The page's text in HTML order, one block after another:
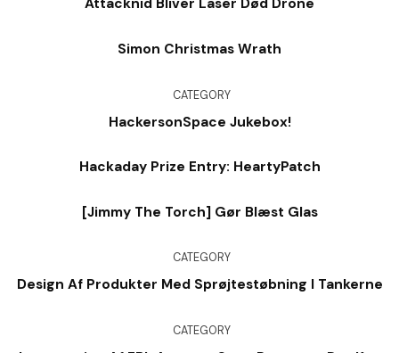
Attacknid Bliver Laser Død Drone
Simon Christmas Wrath
CATEGORY
HackersonSpace Jukebox!
Hackaday Prize Entry: HeartyPatch
[Jimmy The Torch] Gør Blæst Glas
CATEGORY
Design Af Produkter Med Sprøjtestøbning I Tankerne
CATEGORY